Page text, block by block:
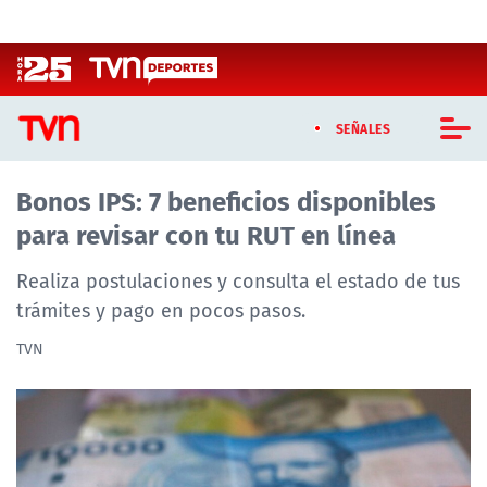
SEÑALES
CASTING MASTERCHEF CHILE
CASTING TVN VERTICAL
TVN VERTICAL
TVN PLAY
PROGRAMAS
TELESERIES
Bonos IPS: 7 beneficios disponibles
para revisar con tu RUT en línea
Realiza postulaciones y consulta el estado de tus
trámites y pago en pocos pasos.
TVN